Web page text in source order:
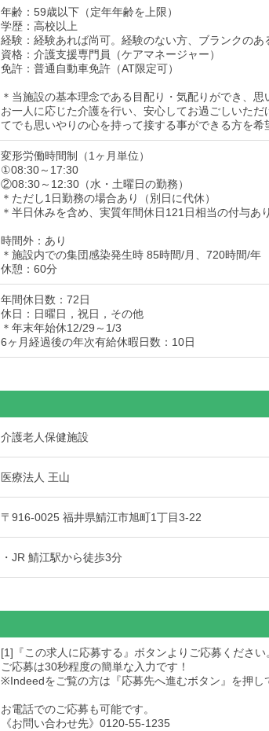
年齢：59歳以下（定年年齢を上限）
学歴：高校以上
経験：経験あれば尚可。経験のない方、ブランクのあ
資格：介護支援専門員（ケアマネージャー）
免許：普通自動車免許（AT限定可）
＊当施設の基本理念である目配り・気配りができ、
お一人に応じた介護を行い、安心してお過ごしいた
てでも思いやりの心を持って接する事ができる方を希
変形労働時間制（1ヶ月単位）
①08:30～17:30
②08:30～12:30（水・土曜日の勤務）
＊ただし1日勤務の場合あり（別日に代休）
＊半日休みを含め、実質年間休日121日相当の付与あり
時間外：あり
＊施設内での集団感染発生時 85時間/月、720時間/年
休憩：60分
年間休日数：72日
休日：日曜日，祝日，その他
＊年末年始休12/29～1/3
6ヶ月経過後の年次有給休暇日数：10日
介護老人保健施設
医療法人 王山
〒916-0025 福井県鯖江市旭町1丁目3-22
・JR 鯖江駅から徒歩3分
[1]『この求人に応募する』ボタンよりご応募ください
ご応募は30秒程度の簡単な入力です！
※Indeedをご覧の方は『応募先へ進むボタン』を押し
お電話でのご応募も可能です。
《お問い合わせ先》0120-55-1235